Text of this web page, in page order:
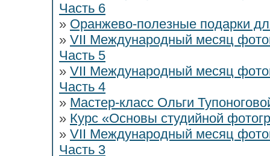
Часть 6
» Оранжево-полезные подарки
» VII Международный месяц
Часть 5
» VII Международный месяц
Часть 4
» Мастер-класс Ольги
» Курс «Основы студийной
» VII Международный месяц
Часть 3